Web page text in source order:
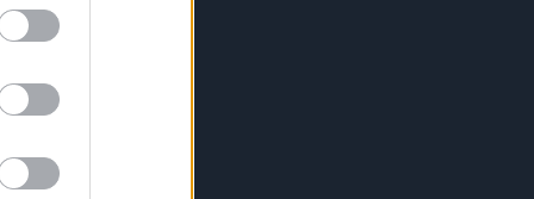
Δήμος Αθηναίων: Καλεί τους πολίτες
απέχουν από εργασίες σε
προκαλέσουν πυρκαγιά
Θρήνος για τον Μέσι: Πέθανε ο
Δηλώνει έτοιμη να εφαρμόσει